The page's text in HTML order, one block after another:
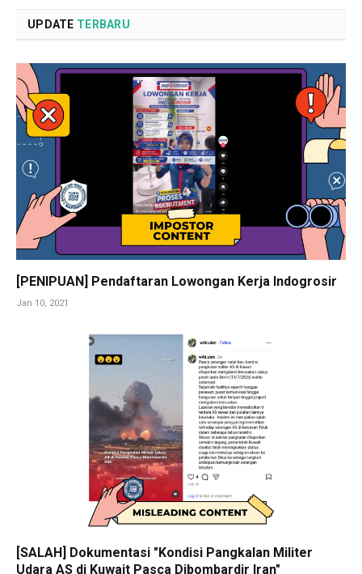
UPDATE TERBARU
[PENIPUAN] Pendaftaran Lowongan Kerja Indogrosir
Jan 10, 2021
[SALAH] Dokumentasi "Kondisi Pangkalan Militer
Udara AS di Kuwait Pasca Dibombardir Iran"